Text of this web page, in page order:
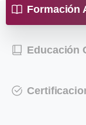
Formación
Educación